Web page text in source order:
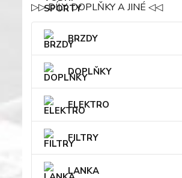
▷▷ DÍLY, DOPLŇKY A JINÉ ◁◁
BRZDY
DOPLŇKY
ELEKTRO
FILTRY
LANKA